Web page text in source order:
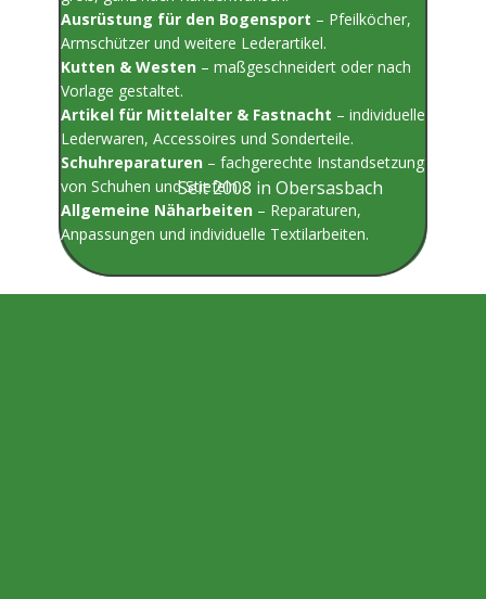
Ausrüstung für den Bogensport – Pfeilköcher,
Armschützer und weitere Lederartikel.
Kutten & Westen – maßgeschneidert oder nach
Vorlage gestaltet.
Artikel für Mittelalter & Fastnacht – individuelle
Lederwaren, Accessoires und Sonderteile.
Schuhreparaturen – fachgerechte Instandsetzung
von Schuhen und Stiefeln.
Allgemeine Näharbeiten – Reparaturen,
Anpassungen und individuelle Textilarbeiten.
Seit 2008 in Obersasbach